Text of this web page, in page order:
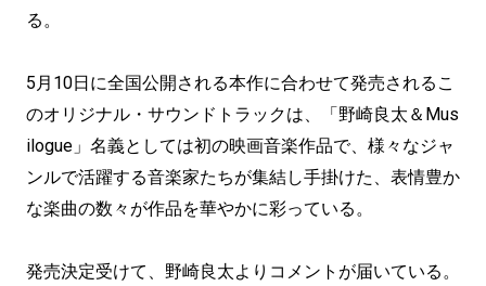
る。
5月10日に全国公開される本作に合わせて発売されるこ
のオリジナル・サウンドトラックは、「野崎良太＆Mus
ilogue」名義としては初の映画音楽作品で、様々なジャ
ンルで活躍する音楽家たちが集結し手掛けた、表情豊か
な楽曲の数々が作品を華やかに彩っている。
発売決定受けて、野崎良太よりコメントが届いている。